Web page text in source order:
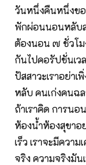
วันหนึ่งคืนหนึ่งขอ
พักผ่อนนอนหลับ
ต้องนอน ๗ ชั่วโม
กันไปคอรัปชั่นเว
ปัสสาวะเราอย่าเ
หลับ คนเก่งคนฉล
ถ้าเราคิด การนอ
ห้องน้ำห้องสุขาอ
เร็ว เราจะมีควา
จริง ความจริงมั